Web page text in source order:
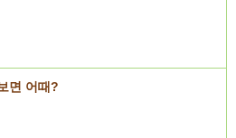
면 어때?